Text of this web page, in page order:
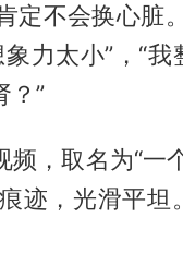
不会换心脏
力太小”，“
？”
，取名为“一
迹，光滑平坦